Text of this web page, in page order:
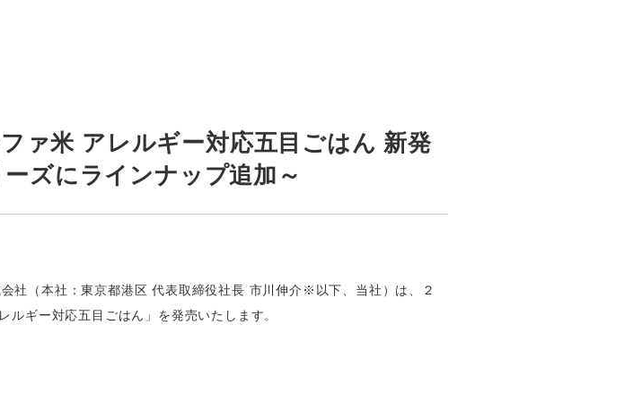
ァ米 アレルギー対応五目ごはん 新発
ズにラインナップ追加～
社（本社：東京都港区 代表取締役社長 市川伸介※以下、当社）は、２
ギー対応五目ごはん」を発売いたします。